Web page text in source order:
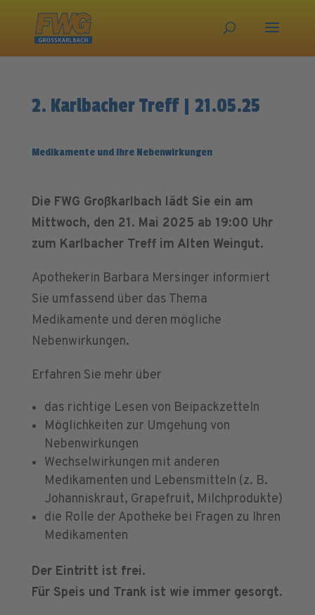
2. Karlbacher Treff | 21.05.25
Medikamente und ihre Nebenwirkungen
Die FWG Großkarlbach lädt Sie ein am
Mittwoch, den 21. Mai 2025 ab 19:00 Uhr
zum Karlbacher Treff im Alten Weingut.
Apothekerin Barbara Mersinger informiert
Sie umfassend über das Thema
Medikamente und deren mögliche
Nebenwirkungen.
Erfahren Sie mehr über
das richtige Lesen von Beipackzetteln
Möglichkeiten zur Umgehung von
Nebenwirkungen
Wechselwirkungen mit anderen
Medikamenten und Lebensmitteln (z. B.
Johanniskraut, Grapefruit, Milchprodukte)
die Rolle der Apotheke bei Fragen zu Ihren
Medikamenten
Der Eintritt ist frei.
Für Speis und Trank ist wie immer gesorgt.